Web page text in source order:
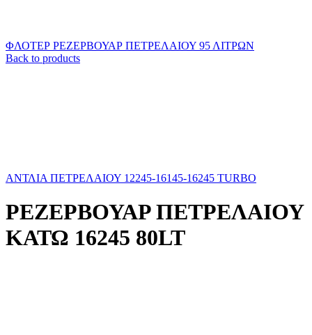
ΦΛΟΤΕΡ ΡΕΖΕΡΒΟΥΑΡ ΠΕΤΡΕΛΑΙΟΥ 95 ΛΙΤΡΩΝ
Back to products
ΑΝΤΛΙΑ ΠΕΤΡΕΛΑΙΟΥ 12245-16145-16245 TURBO
ΡΕΖΕΡΒΟΥΑΡ ΠΕΤΡΕΛΑΙΟΥ
ΚΑΤΩ 16245 80LT